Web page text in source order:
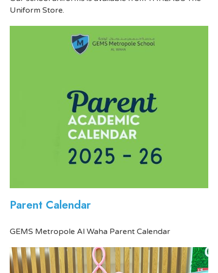
Uniform Store.
Parent Calendar
GEMS Metropole Al Waha Parent Calendar